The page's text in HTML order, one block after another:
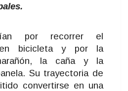
por recorrer el
en bicicleta y por la
la caña y la
Su trayectoria de
convertirse en una